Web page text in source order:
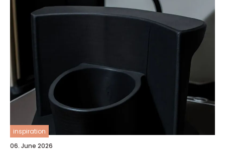
inspiration
06. June 2026